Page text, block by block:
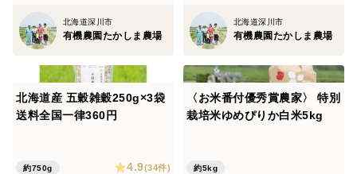
北海道深川市
有機農園たかしま農場
北海道深川市
有機農園たかしま農場
北海道産 五穀雑穀250g×3袋
送料全国一律360円
約750g 4.9(34件)
〈お米番付優秀賞農家〉 特別
栽培米ゆめぴりか白米5kg
約5kg